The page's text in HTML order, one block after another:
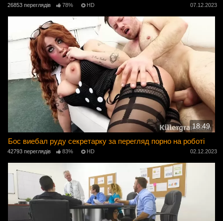
26853 переглядів 78% HD 07.12.2023
18:49
Бос виебал руду секретарку за перегляд порно на роботі
42793 переглядів 83% HD 02.12.2023